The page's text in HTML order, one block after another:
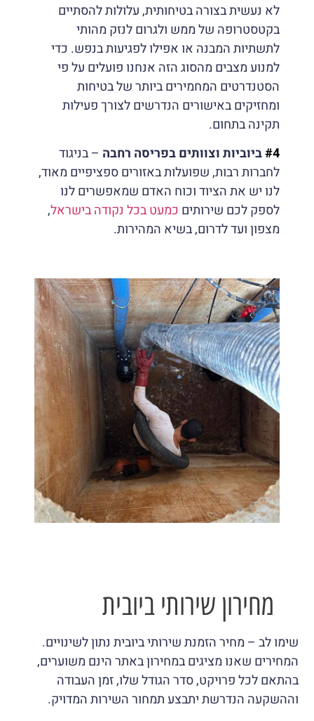
לא נעשית בצורה בטיחותית, עלולות להסתיים
בקטסטרופה של ממש ולגרום לנזק מהותי
לתשתיות המבנה או אפילו לפגיעות בנפש. כדי
למנוע מצבים מהסוג הזה אנחנו פועלים על פי
הסטנדרטים המחמירים ביותר של בטיחות
ומחזיקים באישורים הנדרשים לצורך פעילות
תקינה בתחום.
#4ביוביות וצוותים בפריסה רחבה – בניגוד
לחברות רבות, שפועלות באזורים ספציפיים מאוד,
לנו יש את הציוד וכוח האדם שמאפשרים לנו
לספק לכם שירותים כמעט בכל נקודה בישראל,
מצפון ועד לדרום, בשיא המהירות.
מחירון שירותי ביובית
שימו לב – מחיר הזמנת שירותי ביובית נתון לשינויים.
המחירים שאנו מציגים במחירון באתר הינם משוערים,
בהתאם לכל פרויקט, סדר הגודל שלו, זמן העבודה
וההשקעה הנדרשת יתבצע תמחור השירות המדויק.